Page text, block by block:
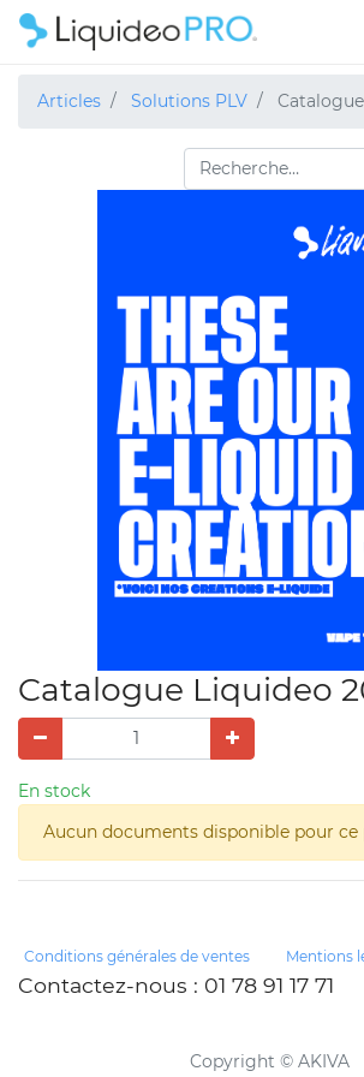
Articles Solutions PLV
Catalogue Liquideo
En stock
Aucun documents disponible pour
Conditions générales de ventes Mentions
Contactez-nous : 01 78 91 17 71
Copyright © AKIVA